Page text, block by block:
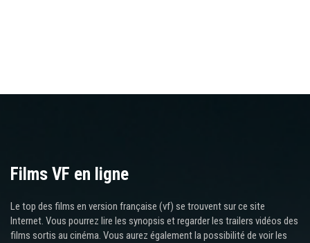
Films VF en ligne
Le top des films en version française (vf) se trouvent sur ce site
Internet. Vous pourrez lire les synopsis et regarder les trailers vidéos des
films sortis au cinéma. Vous aurez également la possibilité de voir les